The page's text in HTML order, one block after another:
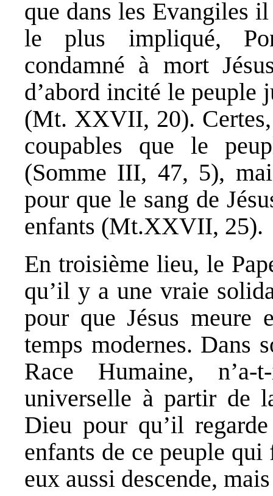
que dans les Evangiles
le plus impliqué,
condamné à mort
d’abord incité le peuple
(Mt. XXVII, 20). Certes,
coupables que le
(Somme III, 47, 5),
pour que le sang de
enfants (Mt.XXVII, 25).
En troisième lieu, le
qu’il y a une vraie
pour que Jésus
temps modernes. Dans
Race Humaine,
universelle à partir de
Dieu pour qu’il
enfants de ce peuple
eux aussi descende,